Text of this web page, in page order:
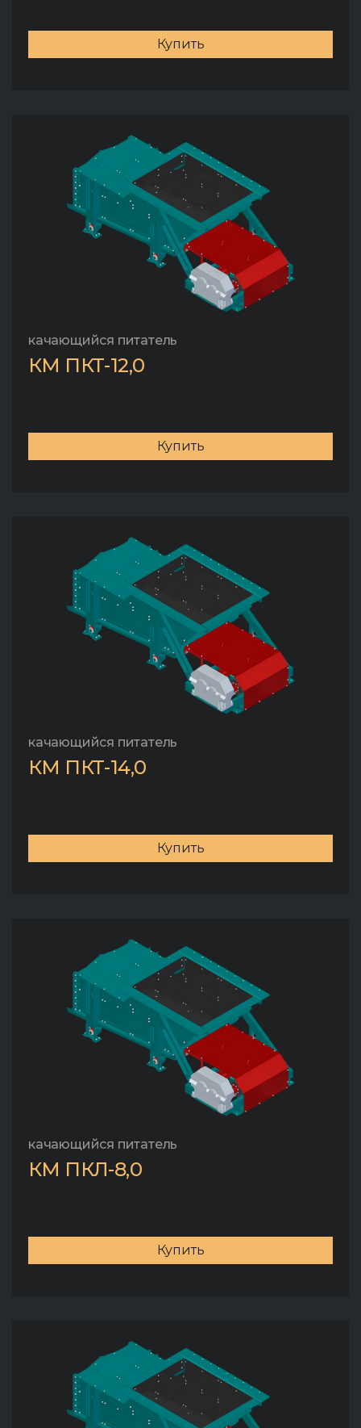
Купить
качающийся питатель
КМ ПКТ-12,0
Купить
качающийся питатель
КМ ПКТ-14,0
Купить
качающийся питатель
КМ ПКЛ-8,0
Купить